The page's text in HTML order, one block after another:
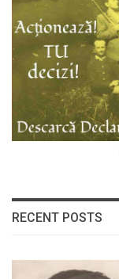
RECENT POSTS